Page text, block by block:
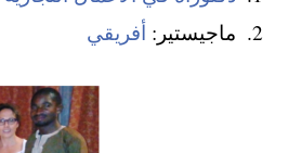
ماجيستير: أفريقي